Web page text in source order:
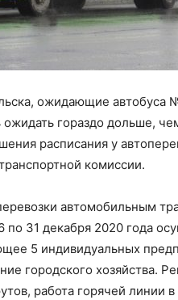
ожидающие автобуса
гораздо дольше,
расписания у
комиссии.
автомобильным
по 31 декабря 2020 года
5 индивидуальных
городского хозяйства.
работа горячей линии